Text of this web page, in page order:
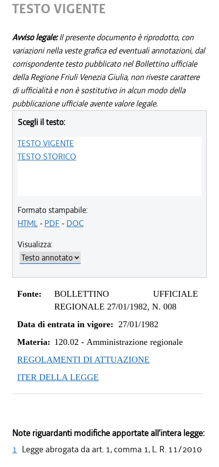
TESTO VIGENTE
Avviso legale:Il presente documento è riprodotto, con
variazioni nella veste grafica ed eventuali annotazioni, dal
corrispondente testo pubblicato nel Bollettino ufficiale
della Regione Friuli Venezia Giulia, non riveste carattere
di ufficialità e non è sostitutivo in alcun modo della
pubblicazione ufficiale avente valore legale.
Scegli il testo:
TESTO VIGENTE
TESTO STORICO
Formato stampabile:
HTML- PDF - DOC
Visualizza:
Fonte:
BOLLETTINO UFFICIALE
REGIONALE 27/01/1982, N. 008
Data di entrata in vigore: 27/01/1982
Materia: 120.02 - Amministrazione regionale
REGOLAMENTI DI ATTUAZIONE
ITER DELLA LEGGE
Note riguardanti modifiche apportate all’intera legge:
1 Legge abrogata da art. 1, comma 1, L. R. 11/2010